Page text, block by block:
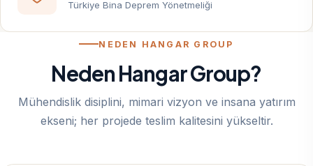
Türkiye Bina Deprem Yönetmeliği
NEDEN HANGAR GROUP
Neden Hangar Group?
Mühendislik disiplini, mimari vizyon ve insana yatırım
ekseni; her projede teslim kalitesini yükseltir.